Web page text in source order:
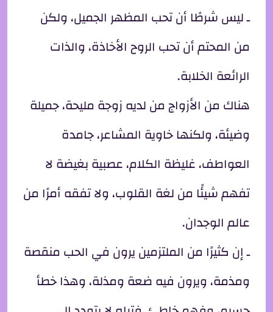
ـ ليس شرطًا أن تحب المظهر الجميل، ولكن
من المحتم أن تحب الروح الأخاذة، والذات
الرائعة الخلابة.
هناك من الأزواج من لديه زوجة مليحة، جميلة
وضيئة، ولكنها خاوية المشاعر، جامدة
العواطف، غليظة الكلام، عصبية بغيضة لا
تفهم شيئًا من لغة القلوب، ولا تفقه أمرًا من
عالم الوجدان.
ـ إن كثيرًا من الملتزمين يرون في الحب منقصة
ومذمة، ويرون فيه ضعة ومذلة، وهذا خطأ